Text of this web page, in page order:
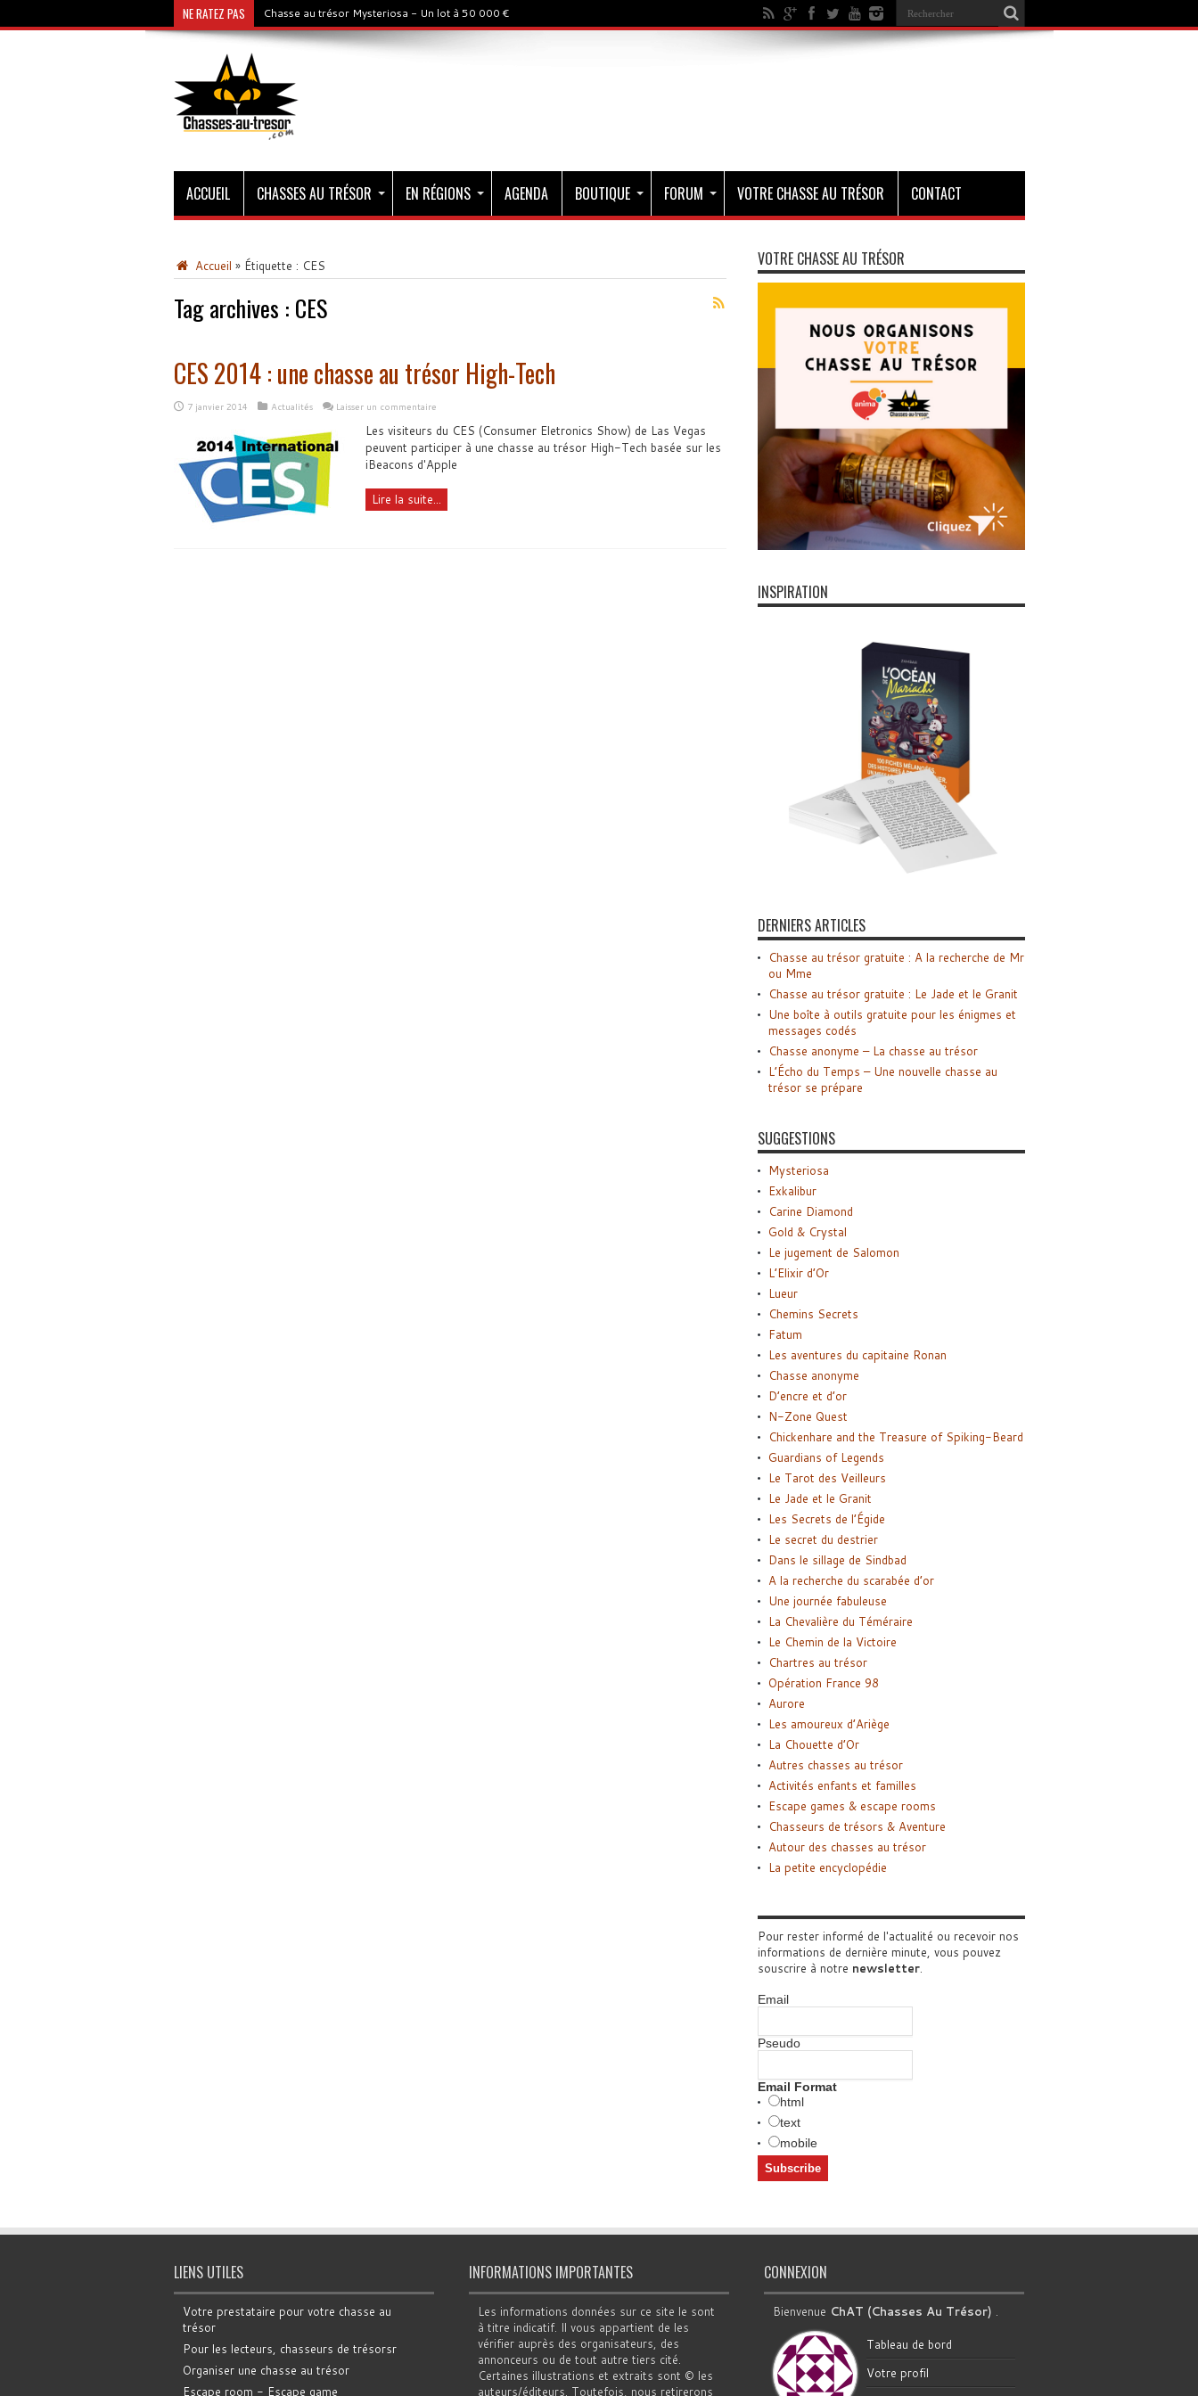
NE RATEZ PAS Chasse au trésor Mysteriosa - Un lot à 50 000 €
ACCUEIL CHASSES AU TRÉSOR EN RÉGIONS AGENDA BOUTIQUE FORUM VOTRE CHASSE AU TRÉSOR CONTACT
Accueil » Étiquette : CES
Tag archives : CES
CES 2014 : une chasse au trésor High-Tech
7 janvier 2014 Actualités Laisser un commentaire
Les visiteurs du CES (Consumer Eletronics Show) de Las Vegas
peuvent participer à une chasse au trésor High-Tech basée sur les
iBeacons d'Apple
Lire la suite...
VOTRE CHASSE AU TRÉSOR
INSPIRATION
DERNIERS ARTICLES
Chasse au trésor gratuite : A la recherche de Mr
ou Mme
Chasse au trésor gratuite : Le Jade et le Granit
Une boîte à outils gratuite pour les énigmes et
messages codés
Chasse anonyme – La chasse au trésor
L’Écho du Temps – Une nouvelle chasse au
trésor se prépare
SUGGESTIONS
Mysteriosa
Exkalibur
Carine Diamond
Gold & Crystal
Le jugement de Salomon
L’Elixir d’Or
Lueur
Chemins Secrets
Fatum
Les aventures du capitaine Ronan
Chasse anonyme
D’encre et d’or
N-Zone Quest
Chickenhare and the Treasure of Spiking-Beard
Guardians of Legends
Le Tarot des Veilleurs
Le Jade et le Granit
Les Secrets de l’Égide
Le secret du destrier
Dans le sillage de Sindbad
A la recherche du scarabée d’or
Une journée fabuleuse
La Chevalière du Téméraire
Le Chemin de la Victoire
Chartres au trésor
Opération France 98
Aurore
Les amoureux d’Ariège
La Chouette d’Or
Autres chasses au trésor
Activités enfants et familles
Escape games & escape rooms
Chasseurs de trésors & Aventure
Autour des chasses au trésor
La petite encyclopédie
Pour rester informé de l'actualité ou recevoir nos
informations de dernière minute, vous pouvez
souscrire à notre newsletter.
Email
Pseudo
Email Format
html
text
mobile
LIENS UTILES
Votre prestataire pour votre chasse au
trésor
Pour les lecteurs, chasseurs de trésorsr
Organiser une chasse au trésor
Escape room - Escape game
INFORMATIONS IMPORTANTES
Les informations données sur ce site le sont
à titre indicatif. Il vous appartient de les
vérifier auprès des organisateurs, des
annonceurs ou de tout autre tiers cité.
Certaines illustrations et extraits sont © les
auteurs/éditeurs. Toutefois, nous retirerons
CONNEXION
Bienvenue ChAT (Chasses Au Trésor) .
Tableau de bord
Votre profil